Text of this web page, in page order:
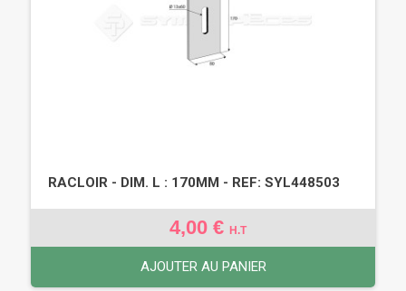
RACLOIR - DIM. L : 170MM - REF: SYL448503
4,00 € H.T
AJOUTER AU PANIER